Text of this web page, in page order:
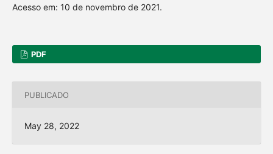
Acesso em: 10 de novembro de 2021.
PDF
PUBLICADO
May 28, 2022